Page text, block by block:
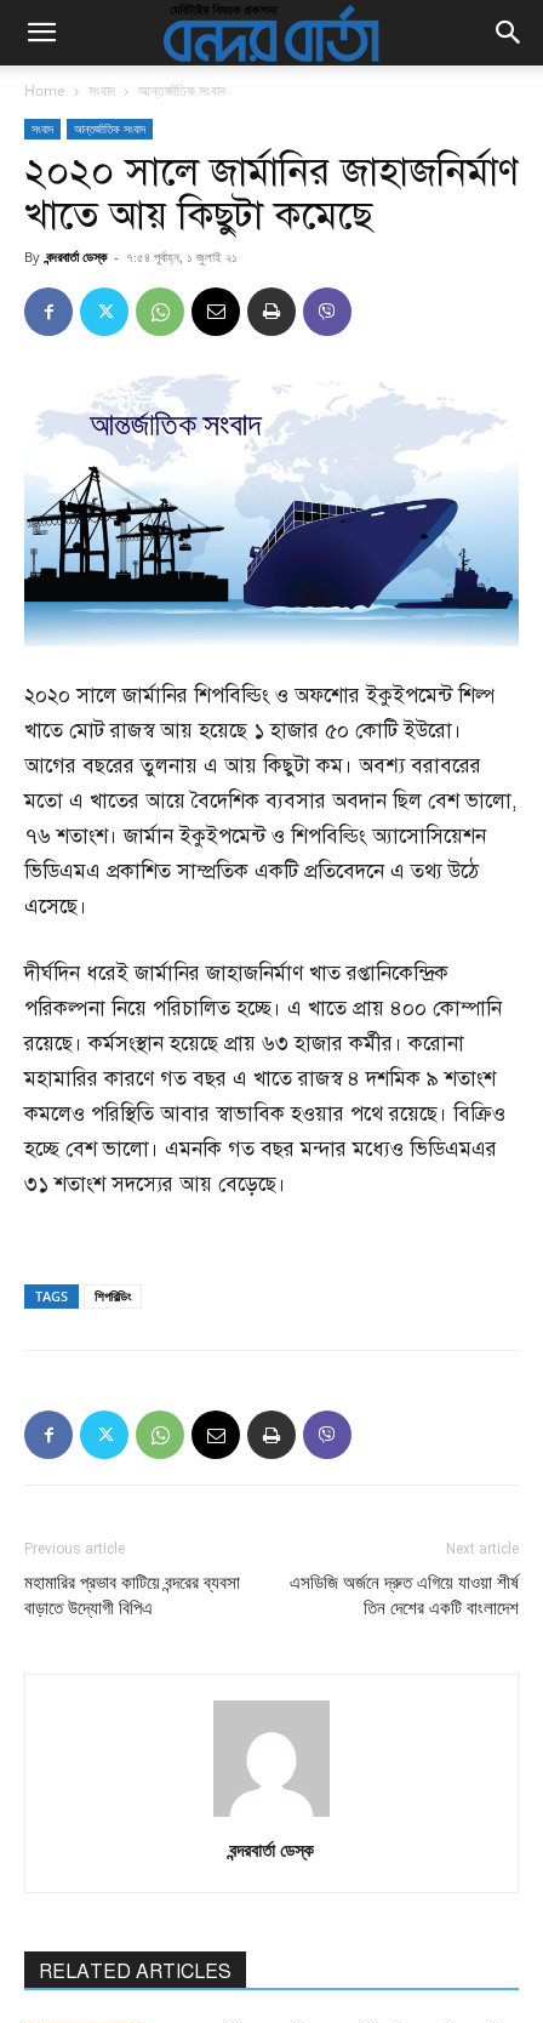
Home সংবাদ আন্তর্জাতিক সংবাদ
সংবাদ আন্তর্জাতিক সংবাদ
২০২০ সালে জার্মানির জাহাজনির্মাণ
খাতে আয় কিছুটা কমেছে
By বন্দরবার্তা ডেস্ক - ৭:৫৪ পূর্বাহ্ন, ১ জুলাই ২১
২০২০ সালে জার্মানির শিপবিল্ডিং ও অফশোর ইকুইপমেন্ট শিল্প
খাতে মোট রাজস্ব আয় হয়েছে ১ হাজার ৫০ কোটি ইউরো।
আগের বছরের তুলনায় এ আয় কিছুটা কম। অবশ্য বরাবরের
মতো এ খাতের আয়ে বৈদেশিক ব্যবসার অবদান ছিল বেশ ভালো,
৭৬ শতাংশ। জার্মান ইকুইপমেন্ট ও শিপবিল্ডিং অ্যাসোসিয়েশন
ভিডিএমএ প্রকাশিত সাম্প্রতিক একটি প্রতিবেদনে এ তথ্য উঠে
এসেছে।
দীর্ঘদিন ধরেই জার্মানির জাহাজনির্মাণ খাত রপ্তানিকেন্দ্রিক
পরিকল্পনা নিয়ে পরিচালিত হচ্ছে। এ খাতে প্রায় ৪০০ কোম্পানি
রয়েছে। কর্মসংস্থান হয়েছে প্রায় ৬৩ হাজার কর্মীর। করোনা
মহামারির কারণে গত বছর এ খাতে রাজস্ব ৪ দশমিক ৯ শতাংশ
কমলেও পরিস্থিতি আবার স্বাভাবিক হওয়ার পথে রয়েছে। বিক্রিও
হচ্ছে বেশ ভালো। এমনকি গত বছর মন্দার মধ্যেও ভিডিএমএর
৩১ শতাংশ সদস্যের আয় বেড়েছে।
TAGS শিপবিল্ডিং
Previous article
মহামারির প্রভাব কাটিয়ে বন্দরের ব্যবসা
বাড়াতে উদ্যোগী বিপিএ
Next article
এসডিজি অর্জনে দ্রুত এগিয়ে যাওয়া শীর্ষ
তিন দেশের একটি বাংলাদেশ
বন্দরবার্তা ডেস্ক
RELATED ARTICLES